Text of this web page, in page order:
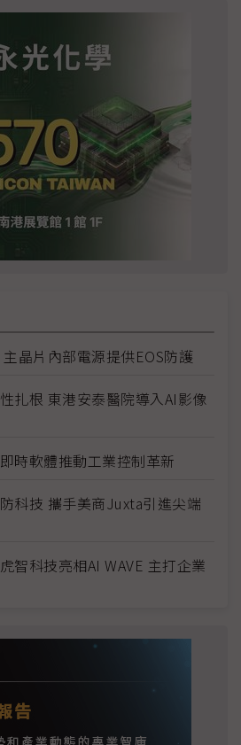
晶片內部電源提供EOS防護
扎根 東港安泰醫院導入AI影像
時軟體推動工業控制革新
科技 攜手美商Juxta引進尖端
智科技亮相AI WAVE 主打企業